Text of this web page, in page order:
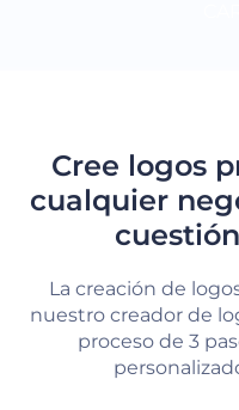
Cree logos
cualquier
La creación de
nuestro creador de
proceso de 3